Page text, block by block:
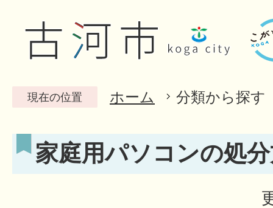
現在の位置 ホーム 分類から探す
家庭用パソコンの処